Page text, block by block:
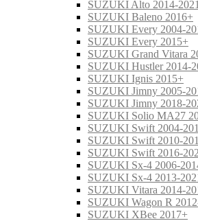
SUZUKI Alto 2014-2021
SUZUKI Baleno 2016+
SUZUKI Every 2004-
SUZUKI Every 2015+
SUZUKI Grand Vitara
SUZUKI Hustler 2014-
SUZUKI Ignis 2015+
SUZUKI Jimny 2005-
SUZUKI Jimny 2018-
SUZUKI Solio MA27
SUZUKI Swift 2004-
SUZUKI Swift 2010-
SUZUKI Swift 2016-
SUZUKI Sx-4 2006-
SUZUKI Sx-4 2013-
SUZUKI Vitara 2014-
SUZUKI Wagon R
SUZUKI XBee 2017+